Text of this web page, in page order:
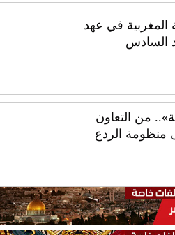
المغربية في عهد
السادس
من التعاون
منظومة الردع